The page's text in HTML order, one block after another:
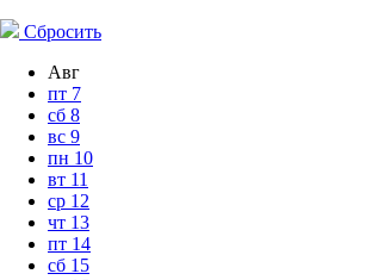
Сбросить
Авг
пт 7
сб 8
вс 9
пн 10
вт 11
ср 12
чт 13
пт 14
сб 15